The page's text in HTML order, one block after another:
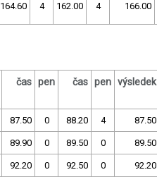
164.60 4 162.00 4 166.00
čas pen čas pen výsledek
87.50 0 88.20 4 87.50
89.90 0 89.50 0 89.50
92.20 0 92.50 0 92.20